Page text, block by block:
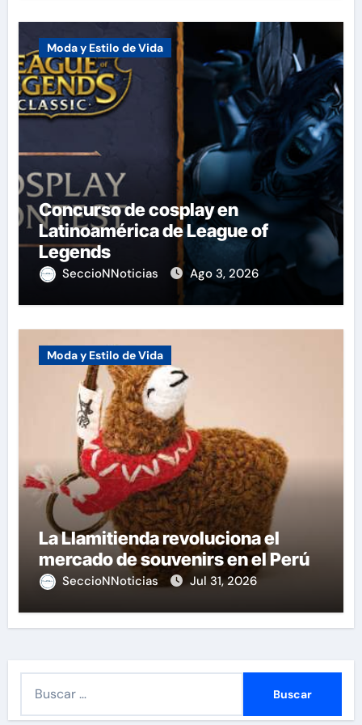
Moda y Estilo de Vida
Concurso de cosplay en
Latinoamérica de League of
Legends
SeccioNNoticias Ago 3, 2026
Moda y Estilo de Vida
La Llamitienda revoluciona el
mercado de souvenirs en el Perú
SeccioNNoticias Jul 31, 2026